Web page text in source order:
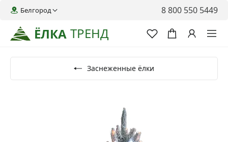
ЁЛКА ТРЕНД
Белгород 8 800 550 5449
Заснеженные ёлки